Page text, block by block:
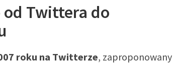
Twittera do
roku na Twitterze, zaproponowany